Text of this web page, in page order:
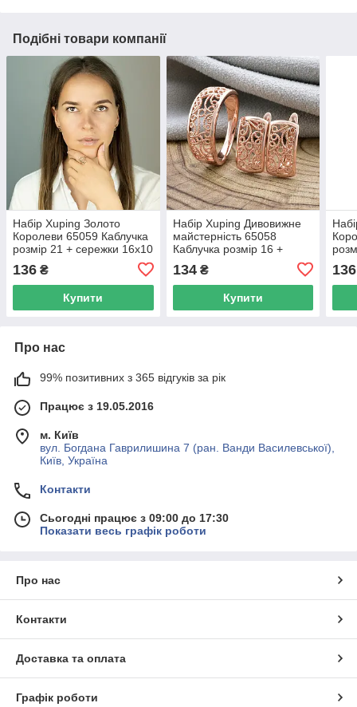
Подібні товари компанії
Набір Xuping Золото
Королеви 65059 Каблучка
розмір 21 + сережки 16х10
136 ₴
Купити
Набір Xuping Дивовижне
майстерність 65058
Каблучка розмір 16 +
позолота РО
134₴
Купити
136
Про нас
99% позитивних з 365 відгуків за рік
Працює з 19.05.2016
м. Київ
вул. Богдана Гаврилишина 7 (ран. Ванди Василевської),
Київ, Україна
Контакти
Сьогодні працює з 09:00 до 17:30
Показати весь графік роботи
Про нас
Контакти
Доставка та оплата
Графік роботи